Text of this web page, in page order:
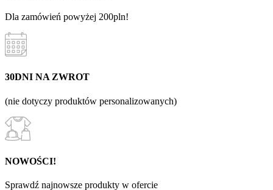
Dla zamówień powyżej 200pln!
30DNI NA ZWROT
(nie dotyczy produktów personalizowanych)
NOWOŚCI!
Sprawdź najnowsze produkty w ofercie